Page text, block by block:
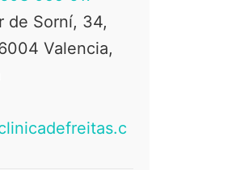
de Sorní, 34,
Valencia,